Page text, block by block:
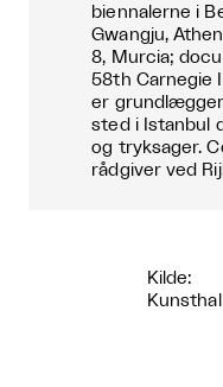
biennalerne i
Gwangju,
8, Murcia;
58th Carnegie
er
sted i Istanbul
og tryksager.
rådgiver ved
Kilde: